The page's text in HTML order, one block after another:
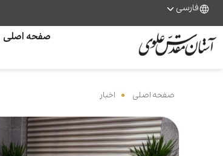
فارسی
صفحه اصلی
صفحه اصلی اخبار